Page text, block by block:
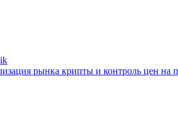
рынка крипты и контроль цен на